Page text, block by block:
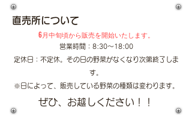
直売所について
​6月中旬頃から販売を開始いたします。
​営業時間：8:30～18:00
定休日：不定休。その日の野菜がなくなり次第終了しま
す。
​※日によって、販売している野菜の種類は変わります。
​ぜひ、お越しください！！